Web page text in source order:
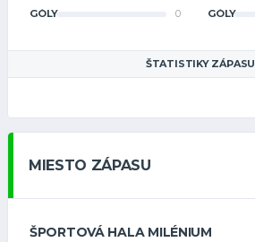
GÓLY 0 GÓLY
ŠTATISTIKY ZÁPASU
MIESTO ZÁPASU
ŠPORTOVÁ HALA MILÉNIUM